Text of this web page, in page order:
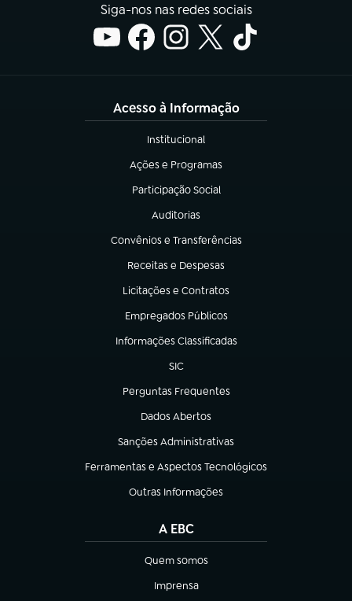
Siga-nos nas redes sociais
Acesso à Informação
Institucional
(abre em nova aba)
Ações e Programas
(abre em nova aba)
Participação Social
(abre em nova aba)
Auditorias
(abre em nova aba)
Convênios e Transferências
(abre em nova aba)
Receitas e Despesas
(abre em nova aba)
Licitações e Contratos
(abre em nova aba)
Empregados Públicos
(abre em nova aba)
Informações Classificadas
(abre em nova aba)
SIC
(abre em nova aba)
Perguntas Frequentes
(abre em nova aba)
Dados Abertos
(abre em nova aba)
Sanções Administrativas
(abre em nova aba)
Ferramentas e Aspectos Tecnológicos
(abre em nova aba)
Outras Informações
(abre em nova aba)
A EBC
Quem somos
(abre em nova aba)
Imprensa
(abre em nova aba)